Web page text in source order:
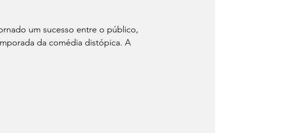
um sucesso entre o público,
da comédia distópica. A